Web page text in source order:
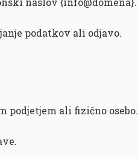
podatkov ali odjavo.
podjetjem ali fizično osebo.